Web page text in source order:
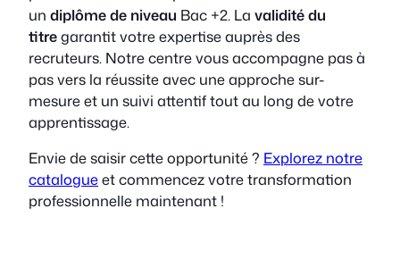
un diplôme de niveau Bac +2. La validité du
titregarantit votre expertise auprès des
recruteurs. Notre centre vous accompagne pas à
pas vers la réussite avec une approche sur-
mesure et un suivi attentif tout au long de votre
apprentissage.
Envie de saisir cette opportunité ? Explorez notre
catalogueet commencez votre transformation
professionnelle maintenant !